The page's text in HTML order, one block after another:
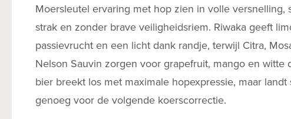
Moersleutel ervaring met hop zien in volle versnelling,
strak en zonder brave veiligheidsriem. Riwaka geeft
passievrucht en een licht dank randje, terwijl Citra,
Nelson Sauvin zorgen voor grapefruit, mango en witte
bier breekt los met maximale hopexpressie, maar landt
genoeg voor de volgende koerscorrectie.